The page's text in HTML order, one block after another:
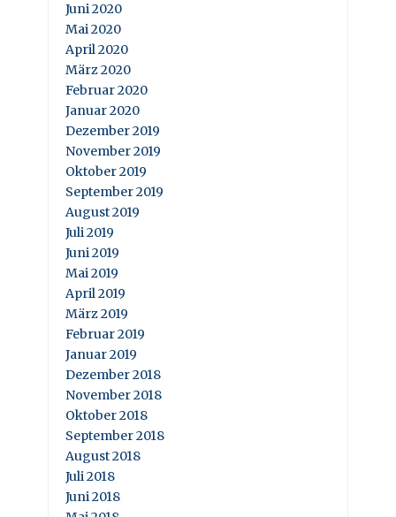
Juni 2020
Mai 2020
April 2020
März 2020
Februar 2020
Januar 2020
Dezember 2019
November 2019
Oktober 2019
September 2019
August 2019
Juli 2019
Juni 2019
Mai 2019
April 2019
März 2019
Februar 2019
Januar 2019
Dezember 2018
November 2018
Oktober 2018
September 2018
August 2018
Juli 2018
Juni 2018